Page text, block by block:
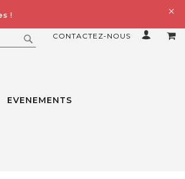
!
CONTACTEZ-NOUS
EVENEMENTS